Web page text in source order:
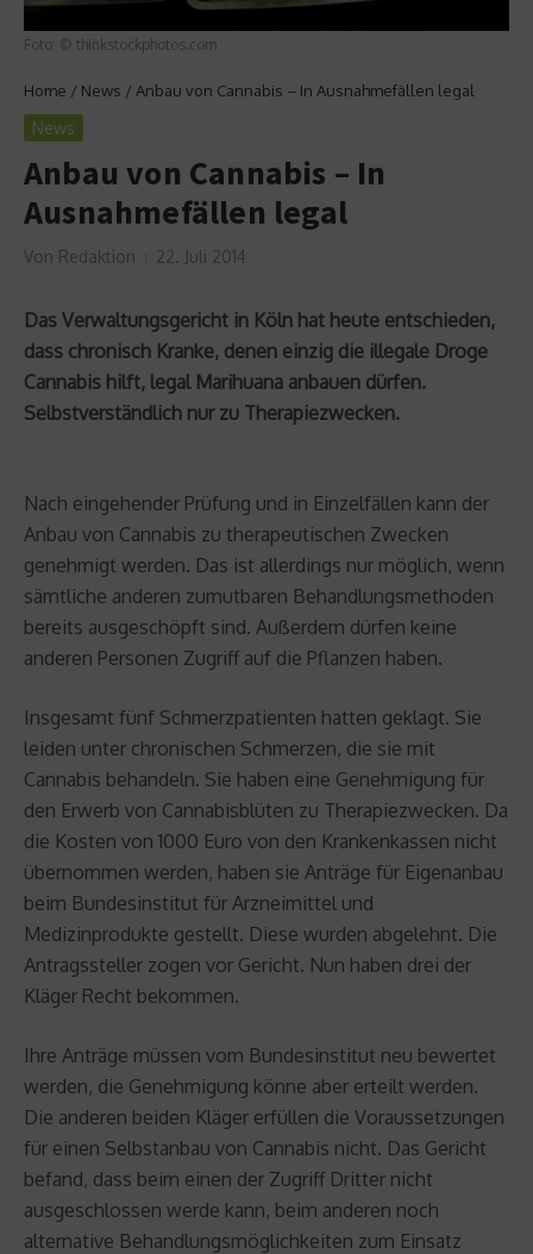
Foto: © thinkstockphotos.com
Home / News / Anbau von Cannabis – In Ausnahmefällen legal
News
Anbau von Cannabis – In
Ausnahmefällen legal
Von Redaktion 22. Juli 2014
Das Verwaltungsgericht in Köln hat heute entschieden,
dass chronisch Kranke, denen einzig die illegale Droge
Cannabis hilft, legal Marihuana anbauen dürfen.
Selbstverständlich nur zu Therapiezwecken.
Nach eingehender Prüfung und in Einzelfällen kann der
Anbau von Cannabis zu therapeutischen Zwecken
genehmigt werden. Das ist allerdings nur möglich, wenn
sämtliche anderen zumutbaren Behandlungsmethoden
bereits ausgeschöpft sind. Außerdem dürfen keine
anderen Personen Zugriff auf die Pflanzen haben.
Insgesamt fünf Schmerzpatienten hatten geklagt. Sie
leiden unter chronischen Schmerzen, die sie mit
Cannabis behandeln. Sie haben eine Genehmigung für
den Erwerb von Cannabisblüten zu Therapiezwecken. Da
die Kosten von 1000 Euro von den Krankenkassen nicht
übernommen werden, haben sie Anträge für Eigenanbau
beim Bundesinstitut für Arzneimittel und
Medizinprodukte gestellt. Diese wurden abgelehnt. Die
Antragssteller zogen vor Gericht. Nun haben drei der
Kläger Recht bekommen.
Ihre Anträge müssen vom Bundesinstitut neu bewertet
werden, die Genehmigung könne aber erteilt werden.
Die anderen beiden Kläger erfüllen die Voraussetzungen
für einen Selbstanbau von Cannabis nicht. Das Gericht
befand, dass beim einen der Zugriff Dritter nicht
ausgeschlossen werde kann, beim anderen noch
alternative Behandlungsmöglichkeiten zum Einsatz